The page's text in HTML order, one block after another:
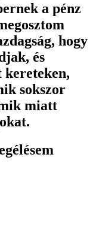
a pénz
hogy
és
kereteken,
sokszor
miatt